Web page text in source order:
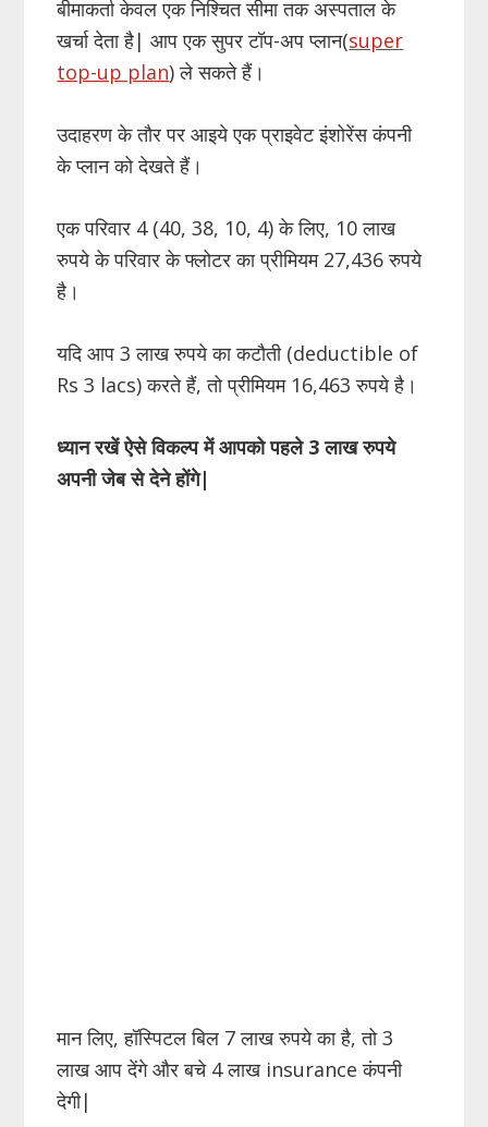
बीमाकर्ता केवल एक निश्चित सीमा तक अस्पताल के
खर्चा देता है| आप एक सुपर टॉप-अप प्लान(super
top-up plan) ले सकते हैं।
उदाहरण के तौर पर आइये एक प्राइवेट इंशोरेंस कंपनी
के प्लान को देखते हैं।
एक परिवार 4 (40, 38, 10, 4) के लिए, 10 लाख
रुपये के परिवार के फ्लोटर का प्रीमियम 27,436 रुपये
है।
यदि आप 3 लाख रुपये का कटौती (deductible of
Rs 3 lacs) करते हैं, तो प्रीमियम 16,463 रुपये है।
ध्यान रखें ऐसे विकल्प में आपको पहले3लाख रुपये
अपनी जेब से देने होंगे|
मान लिए, हॉस्पिटल बिल 7 लाख रुपये का है, तो 3
लाख आप देंगे और बचे 4 लाख insurance कंपनी
देगी|